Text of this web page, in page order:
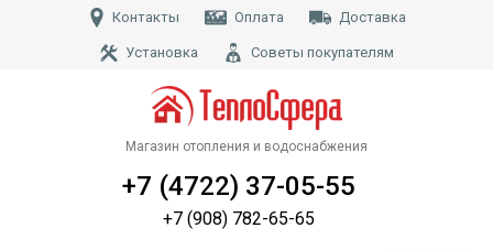
Контакты Оплата Доставка
Установка Советы покупателям
Магазин отопления и водоснабжения
+7 (4722) 37-05-55
+7 (908) 782-65-65